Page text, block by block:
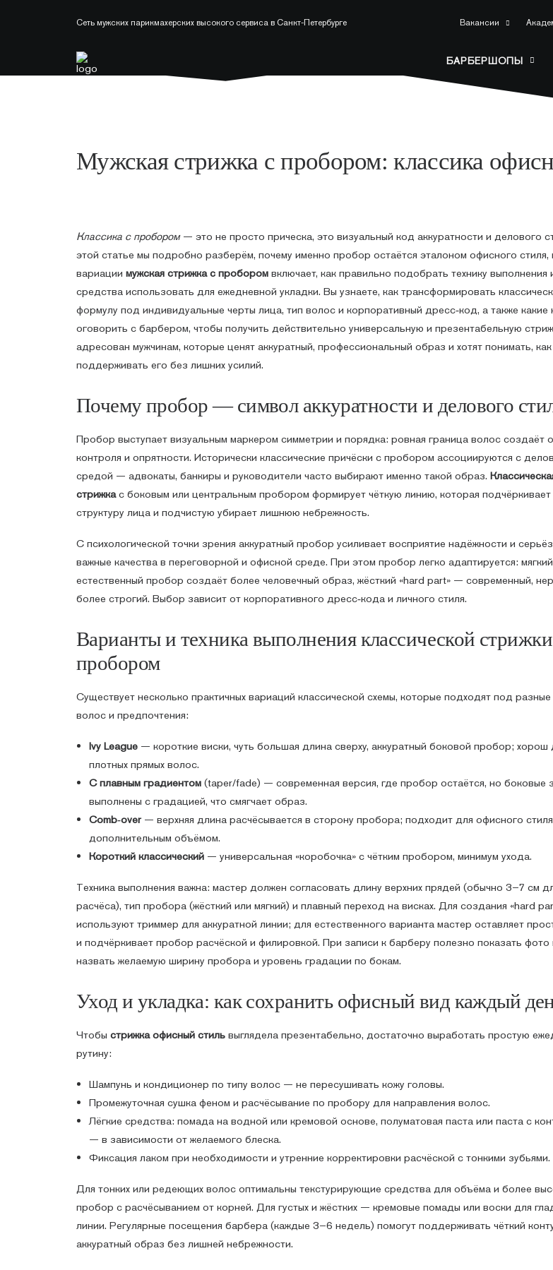
Сеть мужских парикмахерских высокого сервиса в Санкт-Петербурге Вакансии
БАРБЕРШОПЫ
Мужская стрижка с пробором: классика
Классика с пробором— это не просто прическа, это визуальный код аккуратности и делового
этой статье мы подробно разберём, почему именно пробор остаётся эталоном офисного стиля,
вариации мужская стрижка с пробором включает, как правильно подобрать технику выполнения
средства использовать для ежедневной укладки. Вы узнаете, как трансформировать
формулу под индивидуальные черты лица, тип волос и корпоративный дресс‑код, а также какие
оговорить с барбером, чтобы получить действительно универсальную и презентабельную
адресован мужчинам, которые ценят аккуратный, профессиональный образ и хотят понимать, как
поддерживать его без лишних усилий.
Почему пробор — символ аккуратности и делового
Пробор выступает визуальным маркером симметрии и порядка: ровная граница волос создаёт
контроля и опрятности. Исторически классические причёски с пробором ассоциируются с
средой — адвокаты, банкиры и руководители часто выбирают именно такой образ.
стрижкас боковым или центральным пробором формирует чёткую линию, которая подчёркивает
структуру лица и подчистую убирает лишнюю небрежность.
С психологической точки зрения аккуратный пробор усиливает восприятие надёжности и
важные качества в переговорной и офисной среде. При этом пробор легко адаптируется:
естественный пробор создаёт более человечный образ, жёсткий «hard part» — современный,
более строгий. Выбор зависит от корпоративного дресс‑кода и личного стиля.
Варианты и техника выполнения классической
пробором
Существует несколько практичных вариаций классической схемы, которые подходят под разные
волос и предпочтения:
Ivy League — короткие виски, чуть большая длина сверху, аккуратный боковой пробор; хорош
плотных прямых волос.
С плавным градиентом (taper/fade) — современная версия, где пробор остаётся, но боковые
выполнены с градацией, что смягчает образ.
Comb‑over — верхняя длина расчёсывается в сторону пробора; подходит для офисного
дополнительным объёмом.
Короткий классический — универсальная «коробочка» с чётким пробором, минимум ухода.
Техника выполнения важна: мастер должен согласовать длину верхних прядей (обычно 3–7 см
расчёса), тип пробора (жёсткий или мягкий) и плавный переход на висках. Для создания «hard
используют триммер для аккуратной линии; для естественного варианта мастер оставляет
и подчёркивает пробор расчёской и филировкой. При записи к барберу полезно показать фото
назвать желаемую ширину пробора и уровень градации по бокам.
Уход и укладка: как сохранить офисный вид каждый
Чтобы стрижка офисный стиль выглядела презентабельно, достаточно выработать простую
рутину:
Шампунь и кондиционер по типу волос — не пересушивать кожу головы.
Промежуточная сушка феном и расчёсывание по пробору для направления волос.
Лёгкие средства: помада на водной или кремовой основе, полуматовая паста или паста с
— в зависимости от желаемого блеска.
Фиксация лаком при необходимости и утренние корректировки расчёской с тонкими зубьями.
Для тонких или редеющих волос оптимальны текстурирующие средства для объёма и более
пробор с расчёсыванием от корней. Для густых и жёстких — кремовые помады или воски для
линии. Регулярные посещения барбера (каждые 3–6 недель) помогут поддерживать чёткий
аккуратный образ без лишней небрежности.